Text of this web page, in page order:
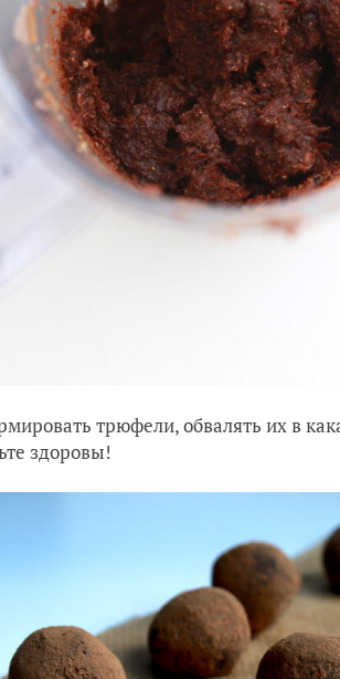
трюфели, обвалять их в
здоровы!